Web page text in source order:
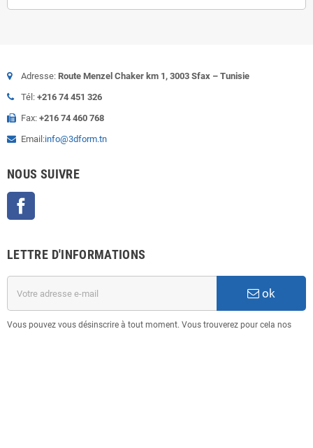
Adresse: Route Menzel Chaker km 1, 3003 Sfax – Tunisie
Tél: +216 74 451 326
Fax: +216 74 460 768
Email:info@3dform.tn
NOUS SUIVRE
LETTRE D'INFORMATIONS
ok
Vous pouvez vous désinscrire à tout moment. Vous trouverez pour cela nos